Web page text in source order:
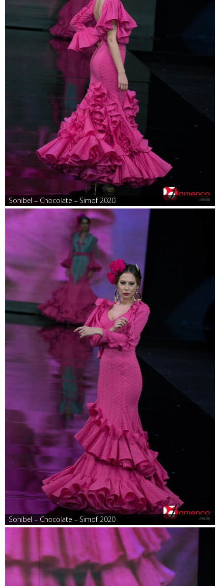
Sonibel – Chocolate – Simof 2020
Sonibel – Chocolate – Simof 2020